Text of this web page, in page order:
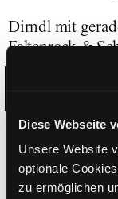
Diese Webseite
Unsere Website
optionale
zu ermöglichen
Dirndl mit
Faltenrock &
GRÖSSE WÄHLEN
749 inkl. MwSt. /